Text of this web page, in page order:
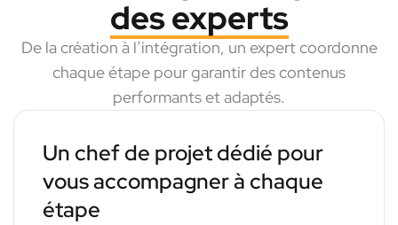
des experts
De la création à l’intégration, un expert coordonne
chaque étape pour garantir des contenus
performants et adaptés.
Un chef de projet dédié pour
vous accompagner à chaque
étape